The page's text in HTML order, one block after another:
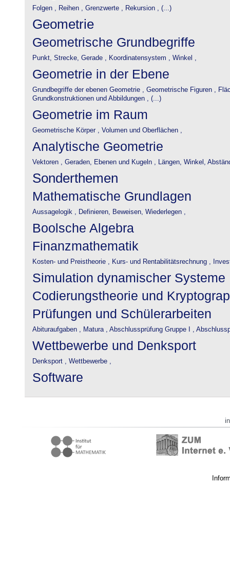
Folgen , Reihen , Grenzwerte , Rekursion , (...)
Geometrie
Geometrische Grundbegriffe
Punkt, Strecke, Gerade , Koordinatensystem , Winkel ,
Geometrie in der Ebene
Grundbegriffe der ebenen Geometrie , Geometrische Figuren ,
Grundkonstruktionen und Abbildungen , (...)
Geometrie im Raum
Geometrische Körper , Volumen und Oberflächen ,
Analytische Geometrie
Vektoren , Geraden, Ebenen und Kugeln , Längen, Winkel,
Sonderthemen
Mathematische Grundlagen
Aussagelogik , Definieren, Beweisen, Wiederlegen ,
Boolsche Algebra
Finanzmathematik
Kosten- und Preistheorie , Kurs- und Rentabilitätsrechnung ,
Simulation dynamischer Systeme
Codierungstheorie und
Prüfungen und Schülerarbeiten
Abituraufgaben , Matura , Abschlussprüfung Gruppe I ,
Wettbewerbe und Denksport
Denksport , Wettbewerbe ,
Software